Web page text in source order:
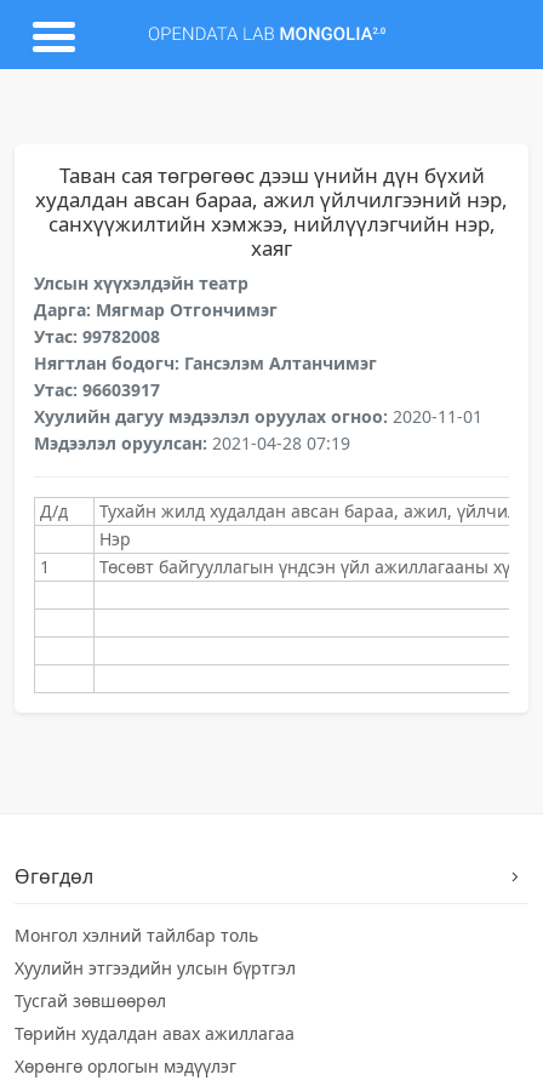
Таван сая төгрөгөөс дээш үнийн дүн бүхий
худалдан авсан бараа, ажил үйлчилгээний нэр,
санхүүжилтийн хэмжээ, нийлүүлэгчийн нэр,
хаяг
Улсын хүүхэлдэйн театр
Дарга: Мягмар Отгончимэг
Утас: 99782008
Нягтлан бодогч: Гансэлэм Алтанчимэг
Утас: 96603917
Хуулийн дагуу мэдээлэл оруулах огноо: 2020-11-01
Мэдээлэл оруулсан: 2021-04-28 07:19
Д/д
Тухайн жилд худалдан авсан бараа, ажил,
Нэр
1
Төсөвт байгууллагын үндсэн үйл ажиллагааны
Өгөгдөл
Монгол хэлний тайлбар толь
Хуулийн этгээдийн улсын бүртгэл
Тусгай зөвшөөрөл
Төрийн худалдан авах ажиллагаа
Хөрөнгө орлогын мэдүүлэг